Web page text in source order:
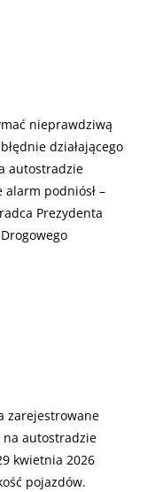
nieprawdziwą
działającego
autostradzie
alarm podniósł –
Prezydenta
zarejestrowane
autostradzie
kwietnia 2026
pojazdów.